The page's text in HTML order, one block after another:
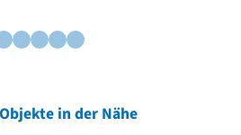
in der Nähe